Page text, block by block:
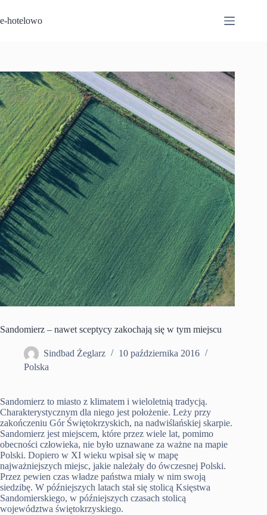
do
treści
e-hotelowo
Sandomierz – nawet sceptycy zakochają się w tym miejscu
Sindbad Żeglarz
10 października 2016
Polska
Sandomierz to miasto z klimatem i wieloletnią tradycją.
Charakterystycznym dla niego jest położenie. Leży przy
zakończeniu Gór Świętokrzyskich, na nadwiślańskiej skarpie.
Sandomierz jest miejscem, które przez wiele lat, pomimo
obecności człowieka, nie było uznawane za ważne na mapie
Polski. Dopiero w XI wieku wpisał się w mapę
najważniejszych miejsc, jakie należały do ówczesnej Polski.
Przez pewien czas władze państwa miały w nim swoją
siedzibę. W późniejszych latach stał się stolicą Księstwa
Sandomierskiego, w późniejszych czasach stolicą
województwa świętokrzyskiego.